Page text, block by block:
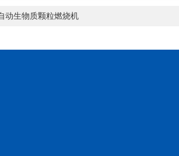
动生物质颗粒燃烧机